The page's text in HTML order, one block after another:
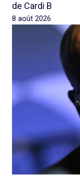
de Cardi B
8 août 2026